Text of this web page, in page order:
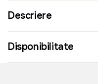
Descriere
Disponibilitate